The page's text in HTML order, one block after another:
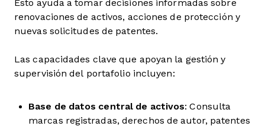
Esto ayuda a tomar decisiones informadas sobre
renovaciones de activos, acciones de protección y
nuevas solicitudes de patentes.
Las capacidades clave que apoyan la gestión y
supervisión del portafolio incluyen:
Base de datos central de activos: Consulta
marcas registradas, derechos de autor, patentes